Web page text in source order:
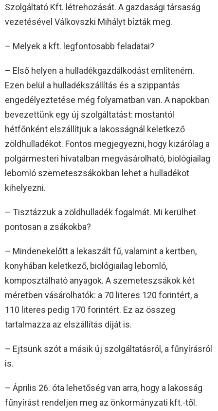
Szolgáltató Kft. létrehozását. A gazdasági társaság
vezetésével Válkovszki Mihályt bízták meg.
– Melyek a kft. legfontosabb feladatai?
– Első helyen a hulladékgazdálkodást említeném.
Ezen belül a hulladékszállítás és a szippantás
engedélyeztetése még folyamatban van. A napokban
bevezettünk egy új szolgáltatást: mostantól
hétfőnként elszállítjuk a lakosságnál keletkező
zöldhulladékot. Fontos megjegyezni, hogy kizárólag a
polgármesteri hivatalban megvásárolható, biológiailag
lebomló szemeteszsákokban lehet a hulladékot
kihelyezni.
– Tisztázzuk a zöldhulladék fogalmát. Mi kerülhet
pontosan a zsákokba?
– Mindenekelőtt a lekaszált fű, valamint a kertben,
konyhában keletkező, biológiailag lebomló,
komposztálható anyagok. A szemeteszsákok két
méretben vásárolhatók: a 70 literes 120 forintért, a
110 literes pedig 170 forintért. Ez az összeg
tartalmazza az elszállítás díját is.
– Ejtsünk szót a másik új szolgáltatásról, a fűnyírásról
is.
– Április 26. óta lehetőség van arra, hogy a lakosság
fűnyírást rendeljen meg az önkormányzati kft.-től.